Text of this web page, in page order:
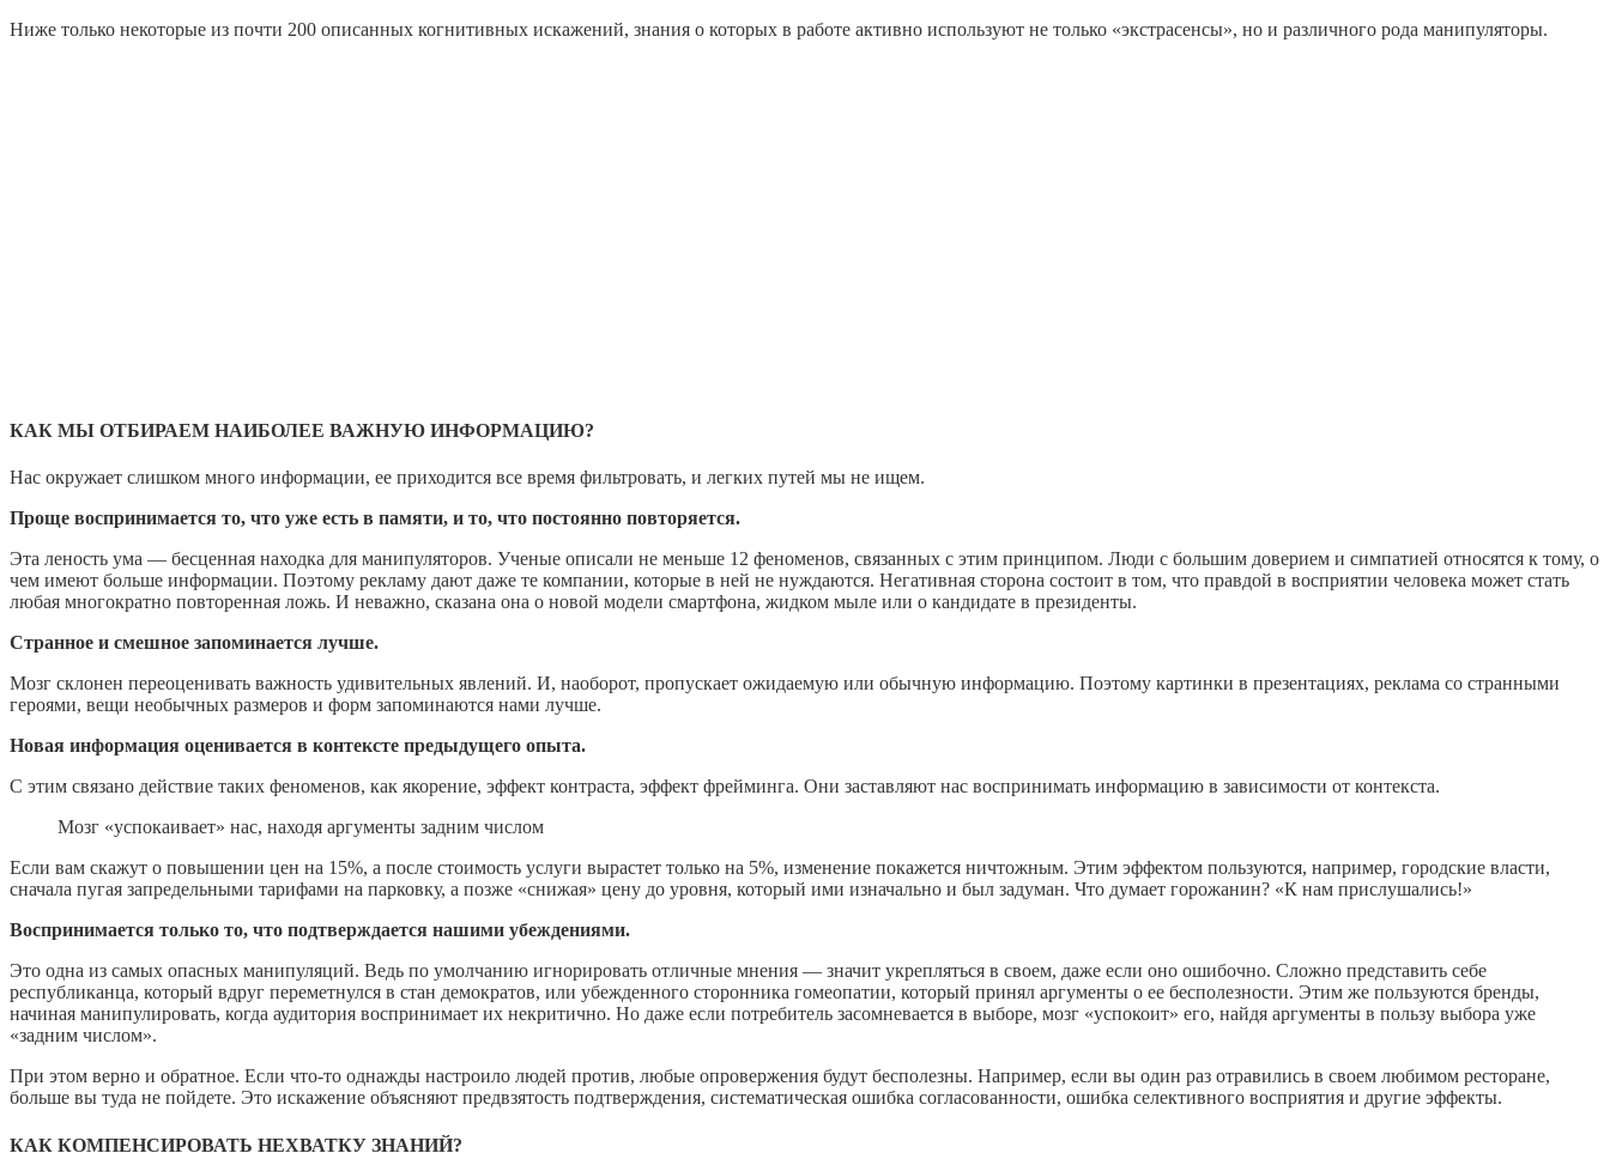
Ниже только некоторые из почти 200 описанных когнитивных искажений, знания о которых в работе активно используют не только «экстрасенсы», но и различного рода манипуляторы.
КАК МЫ ОТБИРАЕМ НАИБОЛЕЕ ВАЖНУЮ ИНФОРМАЦИЮ?
Нас окружает слишком много информации, ее приходится все время фильтровать, и легких путей мы не ищем.
Проще воспринимается то, что уже есть в памяти, и то, что постоянно повторяется.
Эта леность ума — бесценная находка для манипуляторов. Ученые описали не меньше 12 феноменов, связанных с этим принципом. Люди с большим доверием и симпатией относятся к тому, о
чем имеют больше информации. Поэтому рекламу дают даже те компании, которые в ней не нуждаются. Негативная сторона состоит в том, что правдой в восприятии человека может стать
любая многократно повторенная ложь. И неважно, сказана она о новой модели смартфона, жидком мыле или о кандидате в президенты.
Странное и смешное запоминается лучше.
Мозг склонен переоценивать важность удивительных явлений. И, наоборот, пропускает ожидаемую или обычную информацию. Поэтому картинки в презентациях, реклама со странными
героями, вещи необычных размеров и форм запоминаются нами лучше.
Новая информация оценивается в контексте предыдущего опыта.
С этим связано действие таких феноменов, как якорение, эффект контраста, эффект фрейминга. Они заставляют нас воспринимать информацию в зависимости от контекста.
Мозг «успокаивает» нас, находя аргументы задним числом
Если вам скажут о повышении цен на 15%, а после стоимость услуги вырастет только на 5%, изменение покажется ничтожным. Этим эффектом пользуются, например, городские власти,
сначала пугая запредельными тарифами на парковку, а позже «снижая» цену до уровня, который ими изначально и был задуман. Что думает горожанин? «К нам прислушались!»
Воспринимается только то, что подтверждается нашими убеждениями.
Это одна из самых опасных манипуляций. Ведь по умолчанию игнорировать отличные мнения — значит укрепляться в своем, даже если оно ошибочно. Сложно представить себе
республиканца, который вдруг переметнулся в стан демократов, или убежденного сторонника гомеопатии, который принял аргументы о ее бесполезности. Этим же пользуются бренды,
начиная манипулировать, когда аудитория воспринимает их некритично. Но даже если потребитель засомневается в выборе, мозг «успокоит» его, найдя аргументы в пользу выбора уже
«задним числом».
При этом верно и обратное. Если что-то однажды настроило людей против, любые опровержения будут бесполезны. Например, если вы один раз отравились в своем любимом ресторане,
больше вы туда не пойдете. Это искажение объясняют предвзятость подтверждения, систематическая ошибка согласованности, ошибка селективного восприятия и другие эффекты.
КАК КОМПЕНСИРОВАТЬ НЕХВАТКУ ЗНАНИЙ?